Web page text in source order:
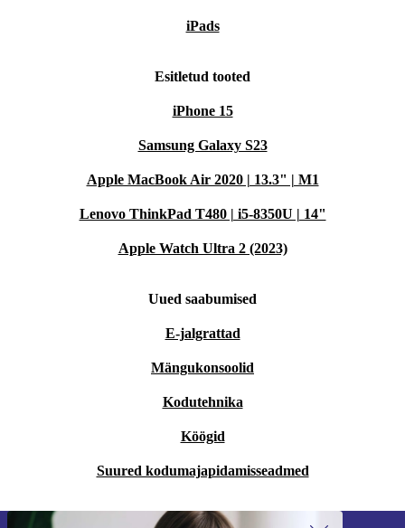
iPads
Esitletud tooted
iPhone 15
Samsung Galaxy S23
Apple MacBook Air 2020 | 13.3" | M1
Lenovo ThinkPad T480 | i5-8350U | 14"
Apple Watch Ultra 2 (2023)
Uued saabumised
E-jalgrattad
Mängukonsoolid
Kodutehnika
Köögid
Suured kodumajapidamisseadmed